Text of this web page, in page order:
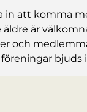
in att komma
är
och
bjuds